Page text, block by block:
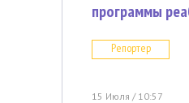
программы
Репортер
15 Июля / 10:57